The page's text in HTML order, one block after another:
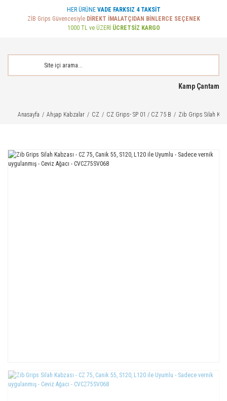
HER ÜRÜNE VADE FARKSIZ 4 TAKSİT
ZİB Grips Güvencesiyle DİREKT İMALATÇIDAN BİNLERCE SEÇENEK
1000 TL ve ÜZERİ ÜCRETSİZ KARGO
Kamp Çantam
Anasayfa Ahşap Kabzalar CZ CZ Grips- SP 01 / CZ 75 B Zib Grips Silah